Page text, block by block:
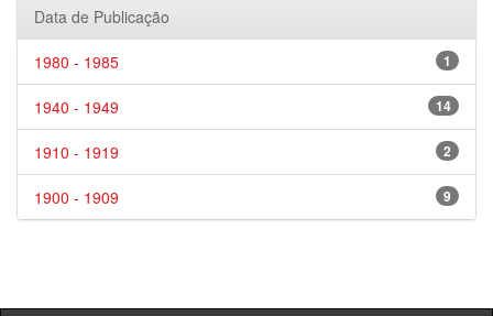
Data de Publicação
1
1980 - 1985
14
1940 - 1949
2
1910 - 1919
9
1900 - 1909